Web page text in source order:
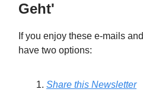
Geht'
If you enjoy these e-mails
have two options:
Share this Newsletter